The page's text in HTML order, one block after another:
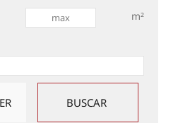
m²